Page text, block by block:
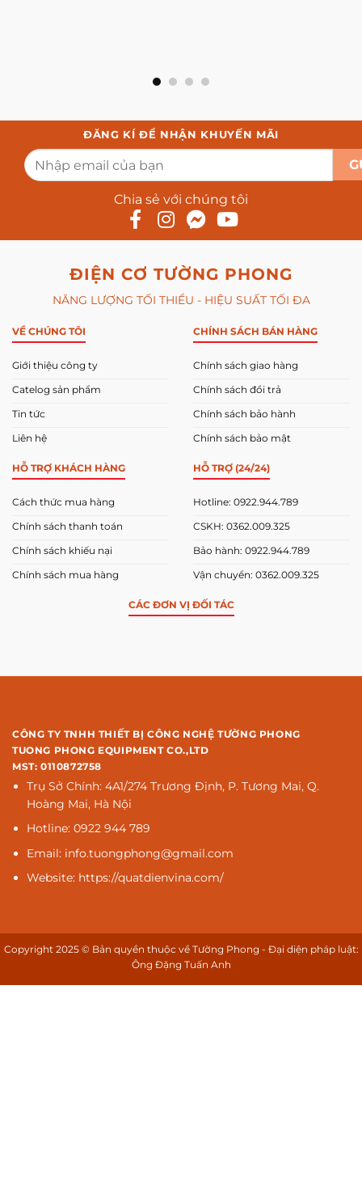
ĐĂNG KÍ ĐỂ NHẬN KHUYẾN MÃI
Chia sẻ với chúng tôi
ĐIỆN CƠ TƯỜNG PHONG
NĂNG LƯỢNG TỐI THIỂU - HIỆU SUẤT TỐI ĐA
VỀ CHÚNG TÔI
Giới thiệu công ty
Catelog sản phẩm
Tin tức
Liên hệ
CHÍNH SÁCH BÁN HÀNG
Chính sách giao hàng
Chính sách đổi trả
Chính sách bảo hành
Chính sách bảo mật
HỖ TRỢ KHÁCH HÀNG
Cách thức mua hàng
Chính sách thanh toán
Chính sách khiếu nại
Chính sách mua hàng
HỖ TRỢ (24/24)
Hotline: 0922.944.789
CSKH: 0362.009.325
Bảo hành: 0922.944.789
Vận chuyển: 0362.009.325
CÁC ĐƠN VỊ ĐỐI TÁC
CÔNG TY TNHH THIẾT BỊ CÔNG NGHỆ TƯỜNG PHONG
TUONG PHONG EQUIPMENT CO.,LTD
MST: 0110872758
Trụ Sở Chính: 4A1/274 Trương Định, P. Tương Mai, Q.
Hoàng Mai, Hà Nội
Hotline: 0922 944 789
Email: info.tuongphong@gmail.com
Website: https://quatdienvina.com/
Copyright 2025 © Bản quyền thuộc về Tường Phong - Đại diện pháp luật:
Ông Đặng Tuấn Anh